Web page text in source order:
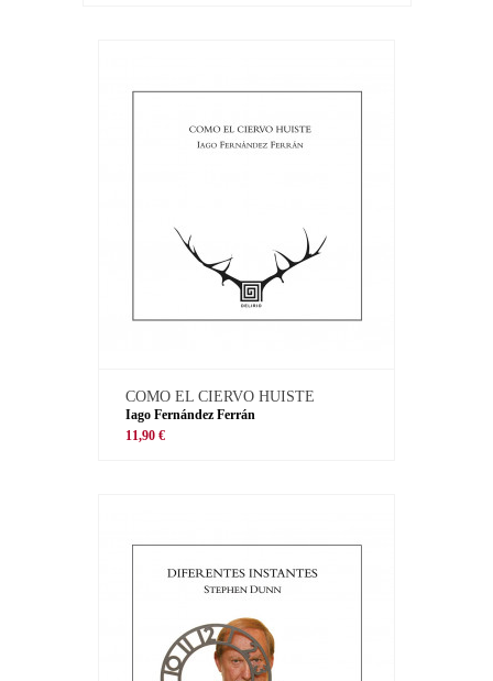
COMO EL CIERVO HUISTE
Iago Fernández Ferrán
11,90 €